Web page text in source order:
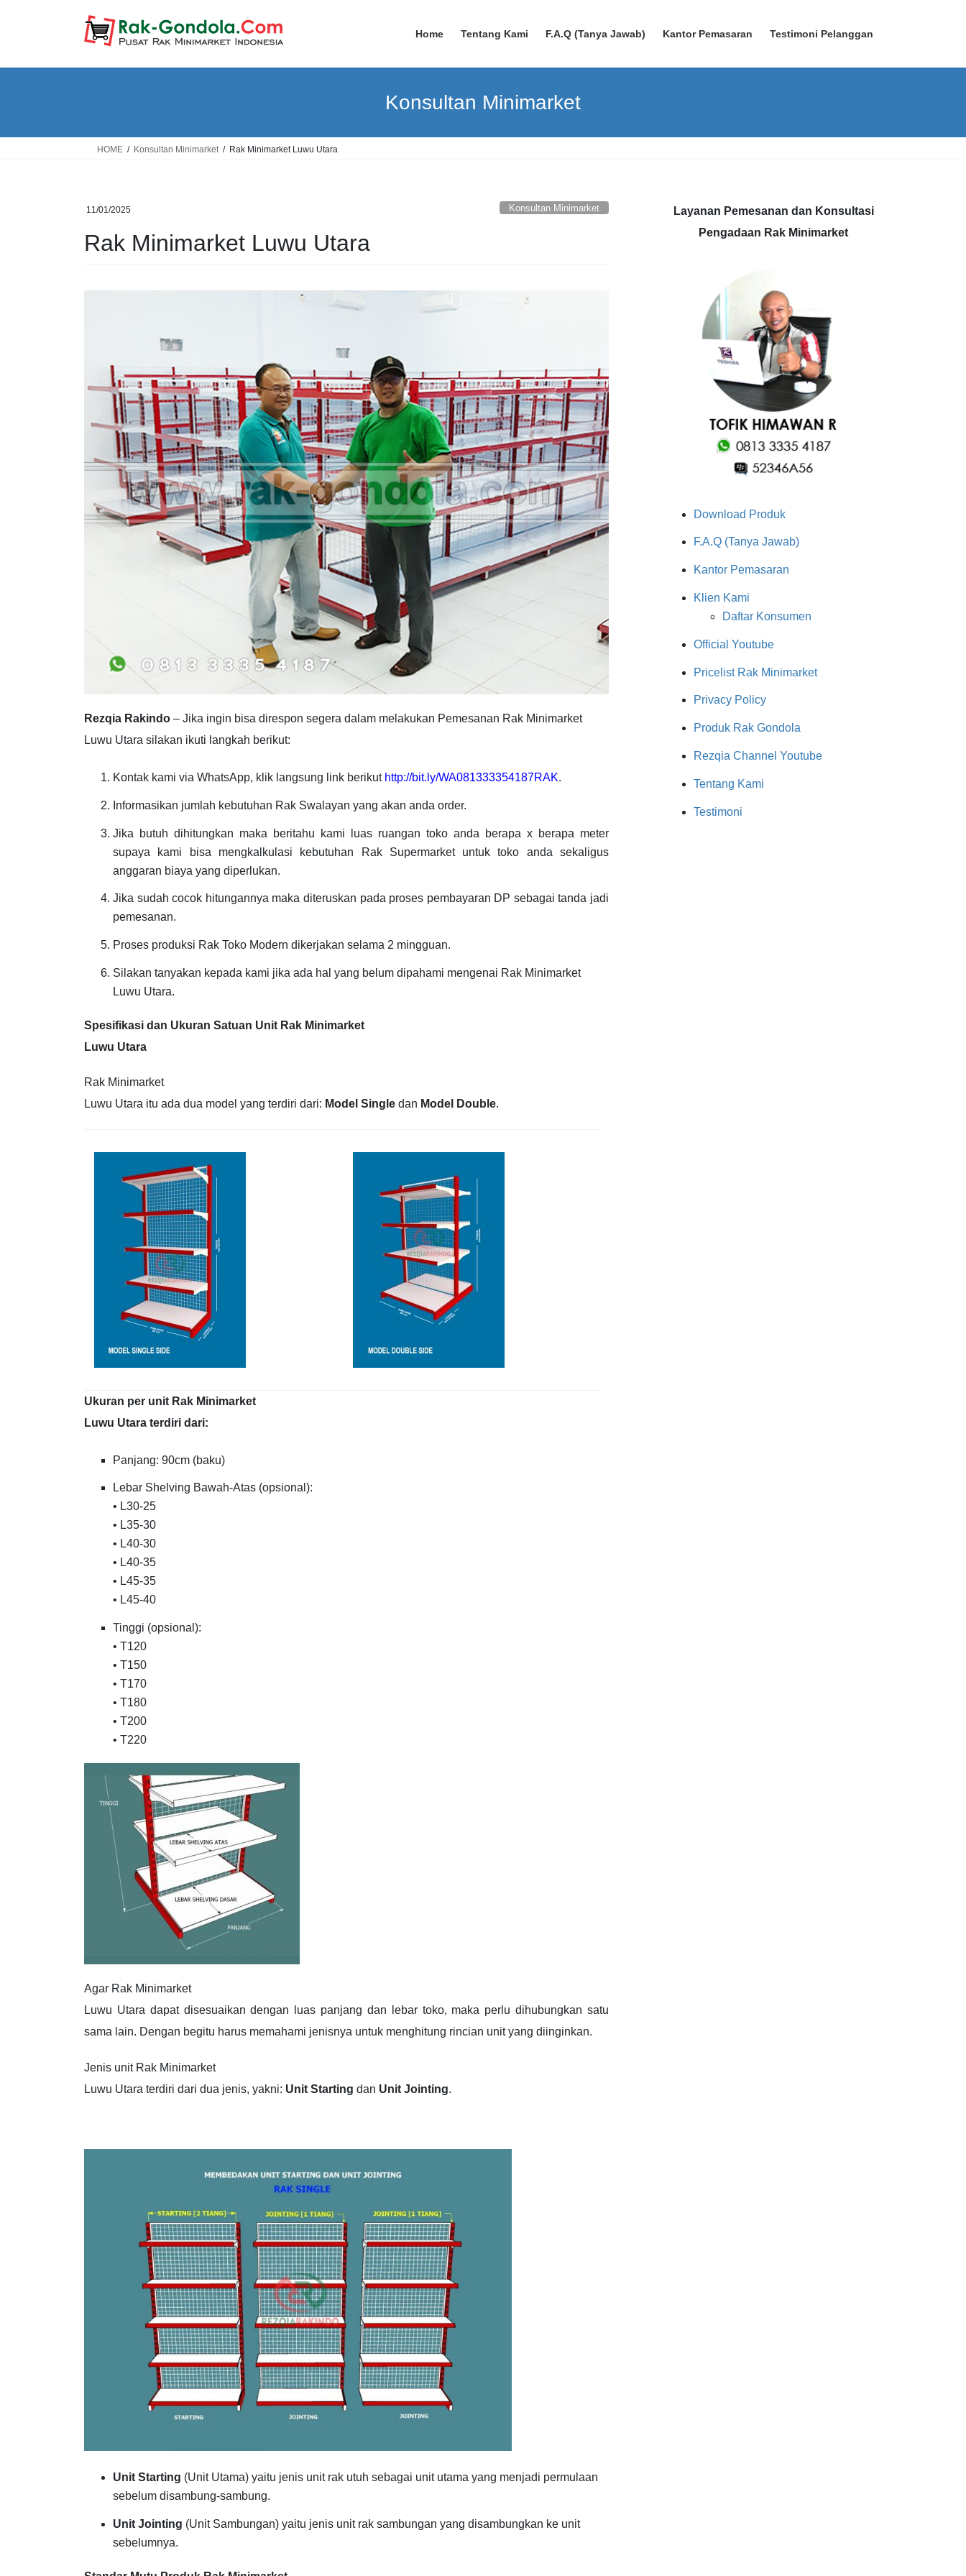
Home Tentang Kami F.A.Q (Tanya Jawab) Kantor Pemasaran Testimoni Pelanggan
Konsultan Minimarket
HOME Konsultan Minimarket Rak Minimarket Luwu Utara
11/01/2025 Konsultan Minimarket
Rak Minimarket Luwu Utara
Rezqia Rakindo – Jika ingin bisa direspon segera dalam melakukan Pemesanan Rak Minimarket
Luwu Utara silakan ikuti langkah berikut:
Kontak kami via WhatsApp, klik langsung link berikut http://bit.ly/WA081333354187RAK.
Informasikan jumlah kebutuhan Rak Swalayan yang akan anda order.
Jika butuh dihitungkan maka beritahu kami luas ruangan toko anda berapa x berapa meter
supaya kami bisa mengkalkulasi kebutuhan Rak Supermarket untuk toko anda sekaligus
anggaran biaya yang diperlukan.
Jika sudah cocok hitungannya maka diteruskan pada proses pembayaran DP sebagai tanda jadi
pemesanan.
Proses produksi Rak Toko Modern dikerjakan selama 2 mingguan.
Silakan tanyakan kepada kami jika ada hal yang belum dipahami mengenai Rak Minimarket
Luwu Utara.
Spesifikasi dan Ukuran Satuan Unit Rak Minimarket
Luwu Utara
Rak Minimarket
Luwu Utara itu ada dua model yang terdiri dari: Model Single dan Model Double.
Ukuran per unit Rak Minimarket
Luwu Utara terdiri dari:
Panjang: 90cm (baku)
Lebar Shelving Bawah-Atas (opsional):
• L30-25
• L35-30
• L40-30
• L40-35
• L45-35
• L45-40
Tinggi (opsional):
• T120
• T150
• T170
• T180
• T200
• T220
Agar Rak Minimarket
Luwu Utara dapat disesuaikan dengan luas panjang dan lebar toko, maka perlu dihubungkan satu
sama lain. Dengan begitu harus memahami jenisnya untuk menghitung rincian unit yang diinginkan.
Jenis unit Rak Minimarket
Luwu Utara terdiri dari dua jenis, yakni: Unit Starting dan Unit Jointing.
Unit Starting (Unit Utama) yaitu jenis unit rak utuh sebagai unit utama yang menjadi permulaan
sebelum disambung-sambung.
Unit Jointing (Unit Sambungan) yaitu jenis unit rak sambungan yang disambungkan ke unit
sebelumnya.
Layanan Pemesanan dan Konsultasi
Pengadaan Rak Minimarket
Download Produk
F.A.Q (Tanya Jawab)
Kantor Pemasaran
Klien Kami
Daftar Konsumen
Official Youtube
Pricelist Rak Minimarket
Privacy Policy
Produk Rak Gondola
Rezqia Channel Youtube
Tentang Kami
Testimoni